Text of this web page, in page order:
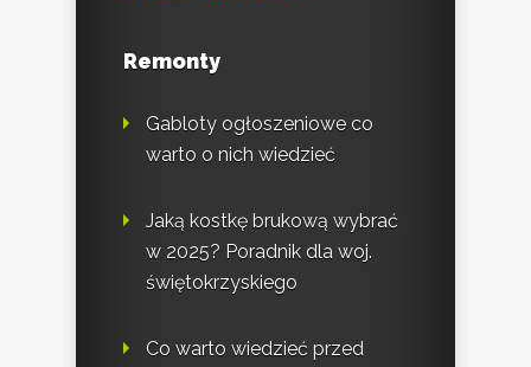
Remonty
Gabloty ogłoszeniowe co
warto o nich wiedzieć
Jaką kostkę brukową wybrać
w 2025? Poradnik dla woj.
świętokrzyskiego
Co warto wiedzieć przed